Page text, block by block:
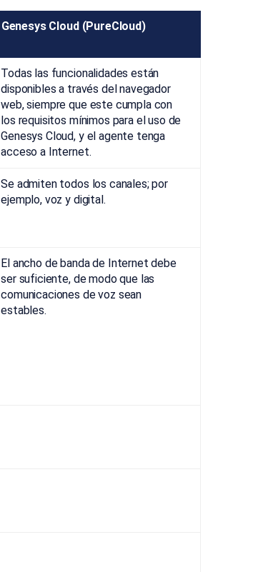
Genesys Cloud (PureCloud)
Todas las funcionalidades están
disponibles a través del navegador
web, siempre que este cumpla con
los requisitos mínimos para el uso de
Genesys Cloud, y el agente tenga
acceso a Internet.
Se admiten todos los canales; por
ejemplo, voz y digital.
El ancho de banda de Internet debe
ser suficiente, de modo que las
comunicaciones de voz sean
estables.